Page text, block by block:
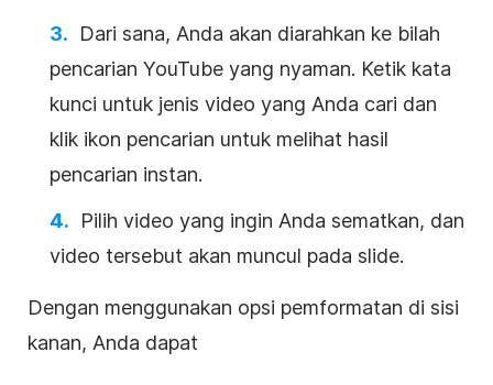
Dari sana, Anda akan diarahkan ke bilah
pencarian YouTube yang nyaman. Ketik kata
kunci untuk jenis video yang Anda cari dan
klik ikon pencarian untuk melihat hasil
pencarian instan.
Pilih video yang ingin Anda sematkan, dan
video tersebut akan muncul pada slide.
Dengan menggunakan opsi pemformatan di sisi
kanan, Anda dapat